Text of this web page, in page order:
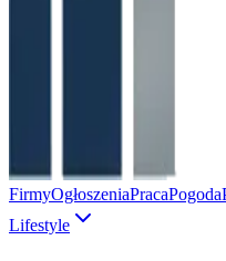
FirmyOgłoszeniaPracaPogoda
Lifestyle